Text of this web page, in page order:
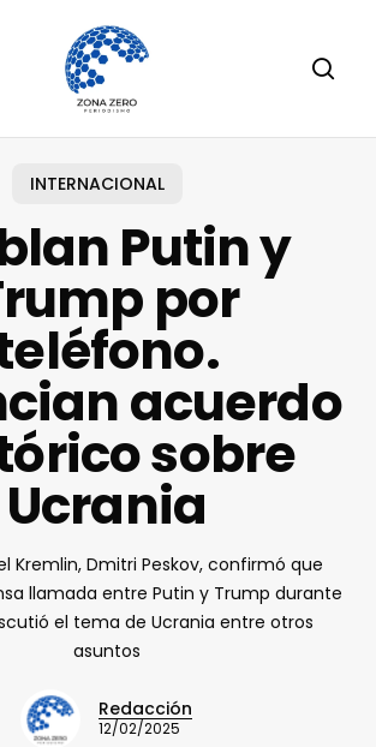
INTERNACIONAL
Putin y
por
acuerdo
sobre
Ucrania
Kremlin, Dmitri Peskov, confirmó que
llamada entre Putin y Trump durante
el tema de Ucrania entre otros
asuntos
Redacción
12/02/2025